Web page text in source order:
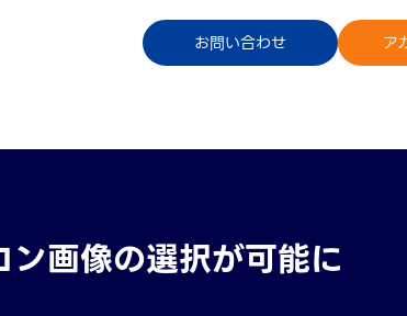
お問い合わせ ア
ご利用中のお客様へ
ン画像の選択が可能に